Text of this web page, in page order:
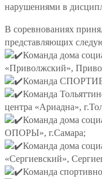
нарушениями в
В соревнованиях
представляющих
Команда дома
«Приволжский»,
Команда
Команда
центра «Ариадна»,
Команда дома
ОПОРЫ», г.Самара;
Команда дома
«Сергиевский»,
Команда